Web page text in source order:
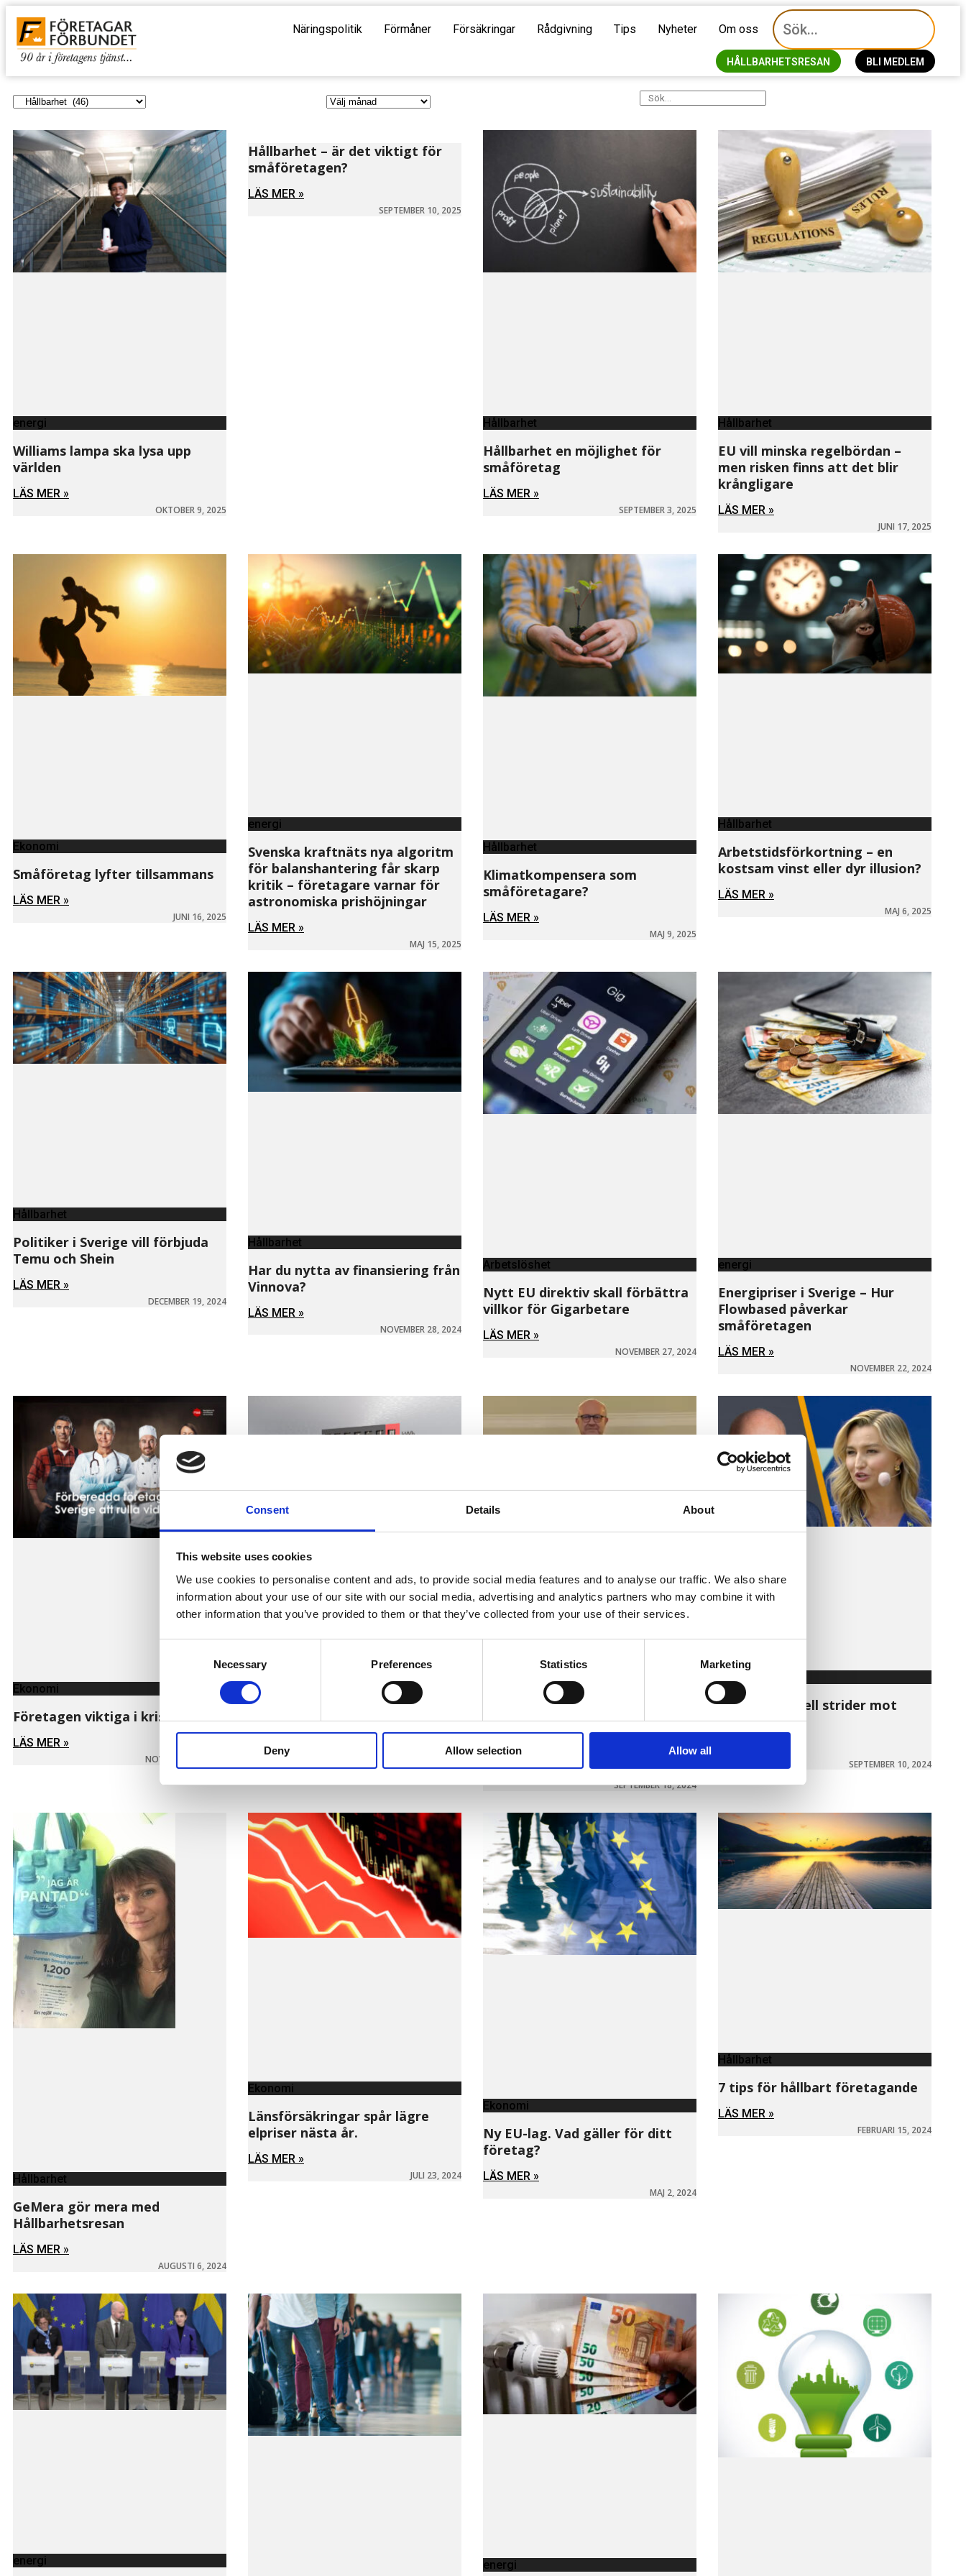
Consent Details About
This website uses cookies
We use cookies to personalise content and ads, to provide social media features and to analyse our traffic. We also share
information about your use of our site with our social media, advertising and analytics partners who may combine it with
other information that you’ve provided to them or that they’ve collected from your use of their services.
Necessary Preferences Statistics Marketing
Deny Allow selection Allow all
Näringspolitik Förmåner Försäkringar Rådgivning Tips Nyheter Om oss
HÅLLBARHETSRESAN BLI MEDLEM
energi
Williams lampa ska lysa upp
världen
LÄS MER »
OKTOBER 9, 2025
Hållbarhet – är det viktigt för
småföretagen?
LÄS MER »
SEPTEMBER 10, 2025
Hållbarhet
Hållbarhet en möjlighet för
småföretag
LÄS MER »
SEPTEMBER 3, 2025
Hållbarhet
EU vill minska regelbördan –
men risken finns att det blir
krångligare
LÄS MER »
JUNI 17, 2025
Ekonomi
Småföretag lyfter tillsammans
LÄS MER »
JUNI 16, 2025
energi
Svenska kraftnäts nya algoritm
för balanshantering får skarp
kritik – företagare varnar för
astronomiska prishöjningar
LÄS MER »
MAJ 15, 2025
Hållbarhet
Klimatkompensera som
småföretagare?
LÄS MER »
MAJ 9, 2025
Hållbarhet
Arbetstidsförkortning – en
kostsam vinst eller dyr illusion?
LÄS MER »
MAJ 6, 2025
Hållbarhet
Politiker i Sverige vill förbjuda
Temu och Shein
LÄS MER »
DECEMBER 19, 2024
Hållbarhet
Har du nytta av finansiering från
Vinnova?
LÄS MER »
NOVEMBER 28, 2024
Arbetslöshet
Nytt EU direktiv skall förbättra
villkor för Gigarbetare
LÄS MER »
NOVEMBER 27, 2024
energi
Energipriser i Sverige – Hur
Flowbased påverkar
småföretagen
LÄS MER »
NOVEMBER 22, 2024
Ekonomi
Företagen viktiga i kriser
LÄS MER »
NOVEMBER 11, 2024
Ekonomi
Ny elmodell väcker oro
LÄS MER »
Ren, billig el eller dyr och
smutsig?
LÄS MER »
SEPTEMBER 18, 2024
Ny elprismodell strider mot
Tidöavtalet
SEPTEMBER 10, 2024
Hållbarhet
GeMera gör mera med
Hållbarhetsresan
LÄS MER »
AUGUSTI 6, 2024
Ekonomi
Länsförsäkringar spår lägre
elpriser nästa år.
LÄS MER »
JULI 23, 2024
Ekonomi
Ny EU-lag. Vad gäller för ditt
företag?
LÄS MER »
MAJ 2, 2024
Hållbarhet
7 tips för hållbart företagande
LÄS MER »
FEBRUARI 15, 2024
energi energi